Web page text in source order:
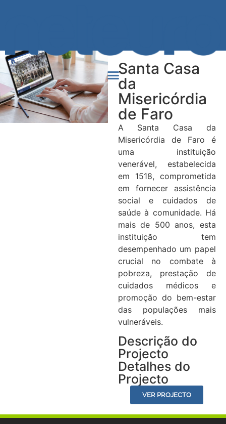
Santa Casa
da
Misericórdia
de Faro
A Santa Casa da
Misericórdia de Faro é
uma instituição
venerável, estabelecida
em 1518, comprometida
em fornecer assistência
social e cuidados de
saúde à comunidade. Há
mais de 500 anos, esta
instituição tem
desempenhado um papel
crucial no combate à
pobreza, prestação de
cuidados médicos e
promoção do bem-estar
das populações mais
vulneráveis.
Descrição do
Projecto
Detalhes do
Projecto
VER PROJECTO